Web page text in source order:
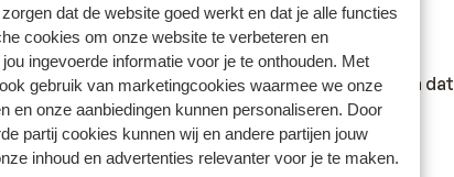
dat de website goed werkt en dat je alle functies
cookies om onze website te verbeteren en
ingevoerde informatie voor je te onthouden. Met
gebruik van marketingcookies waarmee we onze
en onze aanbiedingen kunnen personaliseren. Door
partij cookies kunnen wij en andere partijen jouw
inhoud en advertenties relevanter voor je te maken.
Het stopcontact is soms wel anders van vorm. In dat
kopen.